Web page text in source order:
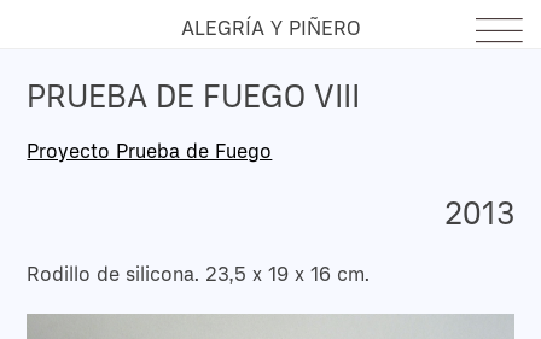
ALEGRÍA Y PIÑERO
PRUEBA DE FUEGO VIII
Proyecto Prueba de Fuego
2013
Rodillo de silicona. 23,5 x 19 x 16 cm.